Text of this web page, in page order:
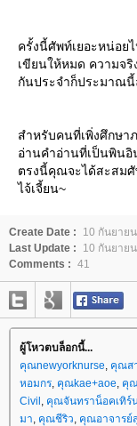
ครั้งนี้ศัพท์เยอะหน่อย
เขียนให้หมด ความจริ
กันประจำก็ประมาณ
สำหรับคนที่เพิ่งศึกษ
อ่านคำอ่านที่เป็นพิน
ตรงนี้คุณจะได้สะสม
ไจ้เจี้ยน~
Create Date :
10 กันยาย
Last Update :
10 กันยาย
Comments : 41
ผู้โหวตบล็อกนี้...
คุณnewyorknurse, คุณส
หอมกร, คุณkae+aoe, คุ
Civil , คุณจันทราน็อคเทิร์
มา, คุณชีริว, คุณอาจารย์